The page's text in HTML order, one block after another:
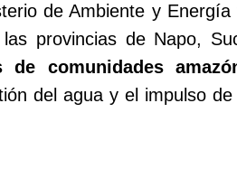
de Ambiente y
provincias de Napo,
comunidades
del agua y el impulso